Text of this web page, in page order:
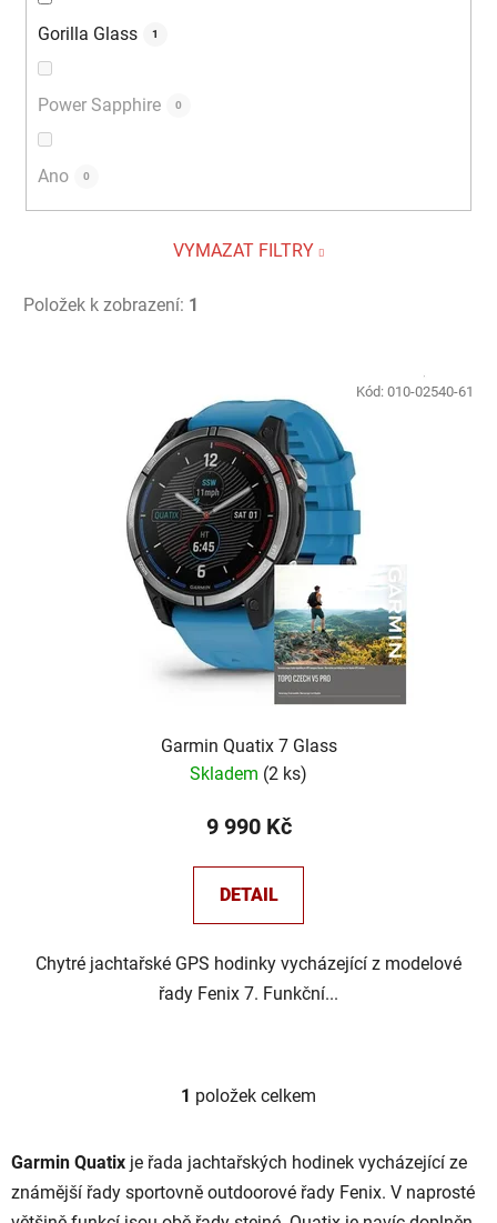
Gorilla Glass 1
Power Sapphire 0
Ano 0
VYMAZAT FILTRY
Položek k zobrazení: 1
Garmin Quatix 7 Glass
Skladem (2 ks)
9 990 Kč
DETAIL
Chytré jachtařské GPS hodinky vycházející z modelové
řady Fenix 7. Funkční...
Kód: 010-02540-61
O
l
d
1 položek celkem
Garmin Quatix je řada jachtařských hodinek vycházející ze
známější řady sportovně outdoorové řady Fenix. V naprosté